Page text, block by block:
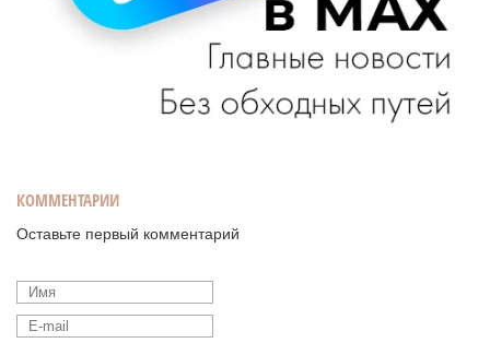
КОММЕНТАРИИ
Оставьте первый комментарий